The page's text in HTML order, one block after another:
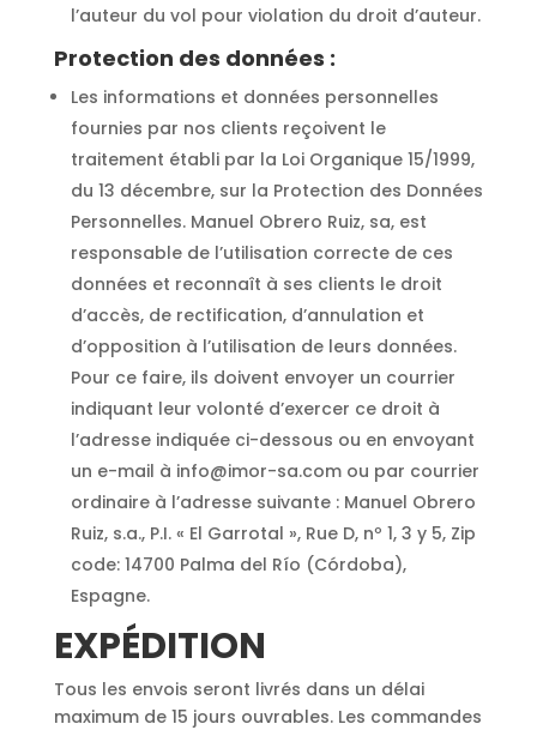
l’auteur du vol pour violation du droit d’auteur.
Protection des données :
Les informations et données personnelles
fournies par nos clients reçoivent le
traitement établi par la Loi Organique 15/1999,
du 13 décembre, sur la Protection des Données
Personnelles. Manuel Obrero Ruiz, sa, est
responsable de l’utilisation correcte de ces
données et reconnaît à ses clients le droit
d’accès, de rectification, d’annulation et
d’opposition à l’utilisation de leurs données.
Pour ce faire, ils doivent envoyer un courrier
indiquant leur volonté d’exercer ce droit à
l’adresse indiquée ci-dessous ou en envoyant
un e-mail à info@imor-sa.com ou par courrier
ordinaire à l’adresse suivante : Manuel Obrero
Ruiz, s.a., P.I. « El Garrotal », Rue D, nº 1, 3 y 5, Zip
code: 14700 Palma del Río (Córdoba),
Espagne.
EXPÉDITION
Tous les envois seront livrés dans un délai
maximum de 15 jours ouvrables. Les commandes